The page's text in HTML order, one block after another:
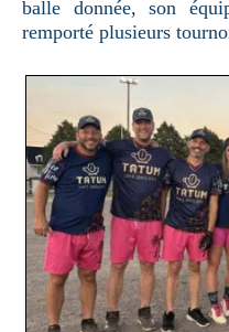
balle donnée, son
remporté plusieurs